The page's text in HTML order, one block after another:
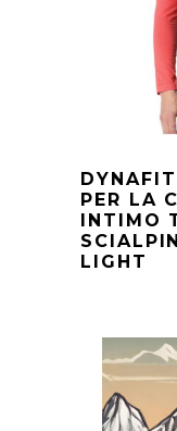
PER LA
INTIMO
LIGHT